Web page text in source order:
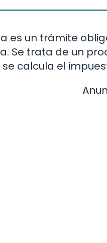
es un trámite
Se trata de un
calcula el